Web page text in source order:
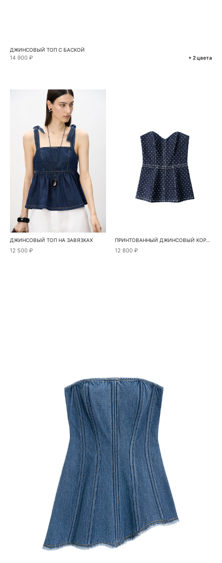
ДЖИНСОВЫЙ ТОП С БАСКОЙ
14 900 ₽ + 2 цвета
ДЖИНСОВЫЙ ТОП НА ЗАВЯЗКАХ
12 500 ₽
ПРИНТОВАННЫЙ ДЖИНСОВЫЙ КОРСЕТ
12 800 ₽